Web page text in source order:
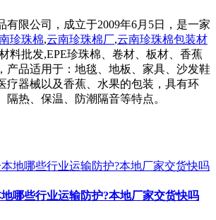
限公司，成立于2009年6月5日，是一家
珍珠棉,云南珍珠棉厂,云南珍珠棉包装材
料批发,EPE珍珠棉、卷材、板材、香蕉
产品适用于：地毯、地板、家具、沙发鞋
疗器械以及香蕉、水果的包装，具有环
隔热、保温、防潮隔音等特点。
哪些行业运输防护?本地厂家交货快吗